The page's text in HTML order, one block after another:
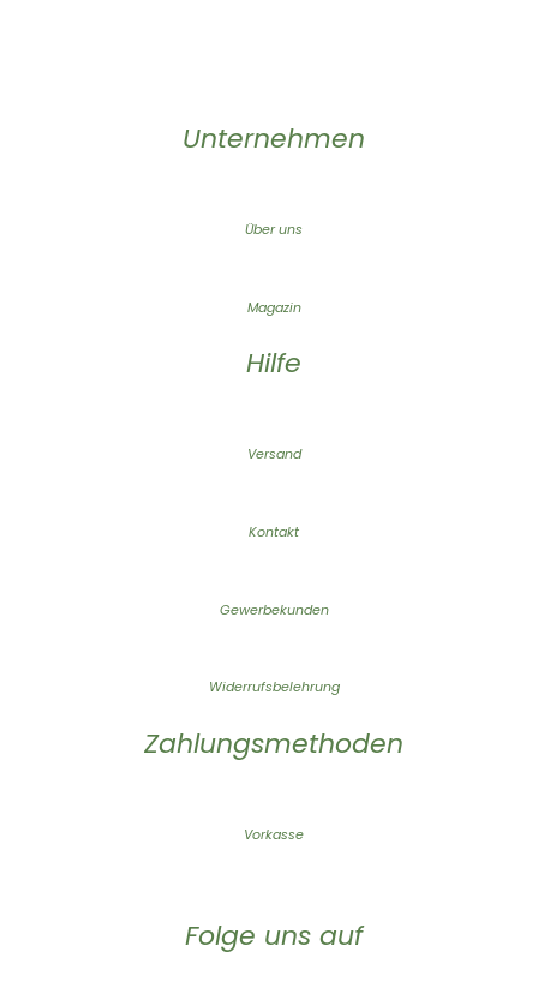
Unternehmen
Über uns
Magazin
Hilfe
Versand
Kontakt
Gewerbekunden
Widerrufsbelehrung
Zahlungsmethoden
Vorkasse
Folge uns auf